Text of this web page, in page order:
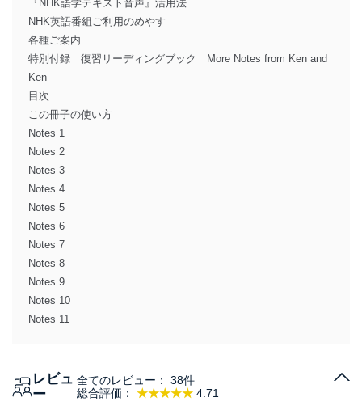
『NHK語学テキスト音声』活用法
NHK英語番組ご利用のめやす
各種ご案内
特別付録 復習リーディングブック More Notes from Ken and
Ken
目次
この冊子の使い方
Notes 1
Notes 2
Notes 3
Notes 4
Notes 5
Notes 6
Notes 7
Notes 8
Notes 9
Notes 10
Notes 11
レビュ
ー
総合評価： ★★★★★ 4.71
全てのレビュー： 38件